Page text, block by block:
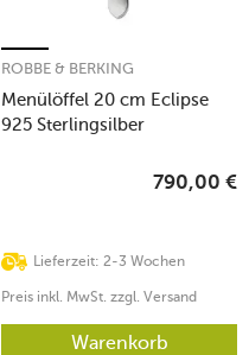
Menülöffel 20 cm Eclipse
925 Sterlingsilber
ROBBE & BERKING
Lieferzeit: 2-3 Wochen
790,00 €
Preis inkl. MwSt. zzgl. Versand
Warenkorb